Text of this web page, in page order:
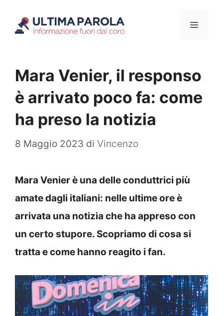
Menu
Mara Venier, il responso
è arrivato poco fa: come
ha preso la notizia
8 Maggio 2023 di Vincenzo
Mara Venier è una delle conduttrici più
amate dagli italiani: nelle ultime ore è
arrivata una notizia che ha appreso con
un certo stupore. Scopriamo di cosa si
tratta e come hanno reagito i fan.